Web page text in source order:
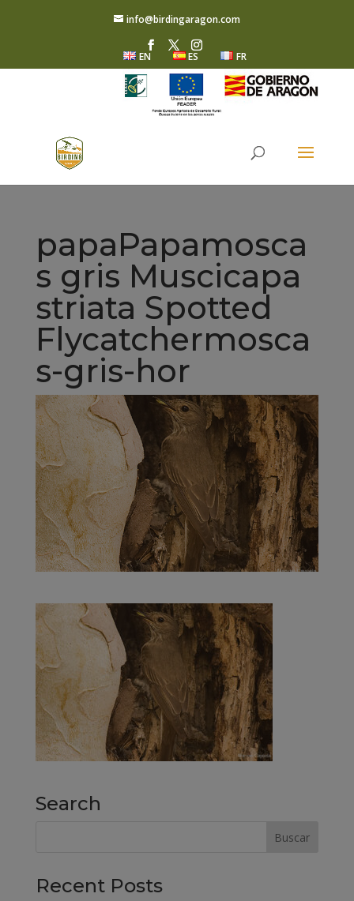
info@birdingaragon.com
EN ES FR
papaPapamosca
s gris Muscicapa
striata Spotted
Flycatchermosca
s-gris-hor
Search
Recent Posts